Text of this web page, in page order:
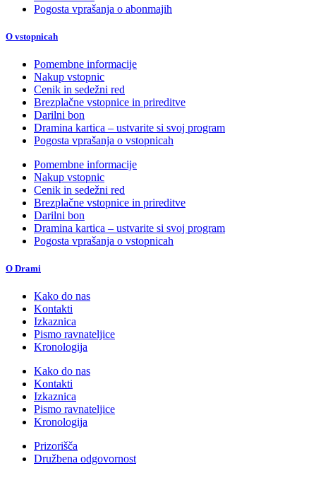
Pogosta vprašanja o abonmajih
O vstopnicah
Pomembne informacije
Nakup vstopnic
Cenik in sedežni red
Brezplačne vstopnice in prireditve
Darilni bon
Dramina kartica – ustvarite si svoj program
Pogosta vprašanja o vstopnicah
Pomembne informacije
Nakup vstopnic
Cenik in sedežni red
Brezplačne vstopnice in prireditve
Darilni bon
Dramina kartica – ustvarite si svoj program
Pogosta vprašanja o vstopnicah
O Drami
Kako do nas
Kontakti
Izkaznica
Pismo ravnateljice
Kronologija
Kako do nas
Kontakti
Izkaznica
Pismo ravnateljice
Kronologija
Prizorišča
Družbena odgovornost